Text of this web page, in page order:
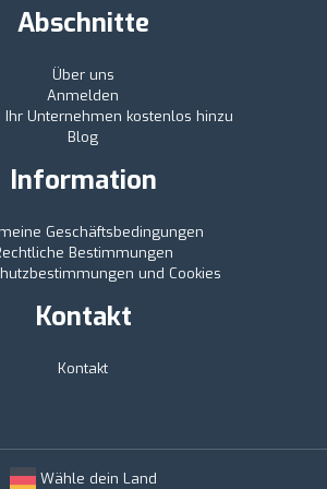
Abschnitte
Über uns
Anmelden
Ihr Unternehmen kostenlos hinzu
Blog
Information
Geschäftsbedingungen
Bestimmungen
und Cookies
Kontakt
Kontakt
Wähle dein Land